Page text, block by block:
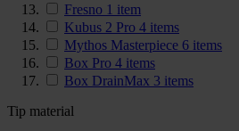
Fresno 1 item
Kubus 2 Pro 4 items
Mythos Masterpiece 6 items
Box Pro 4 items
Box DrainMax 3 items
Tip material